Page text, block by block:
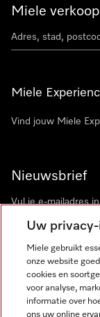
Miele
Miele
Vind jouw Miele
Nieuwsbrief
Miele op Instagram
Miele op
Uw
Miele gebruikt
onze website
cookies en
voor analyse,
informatie over
ons uw online